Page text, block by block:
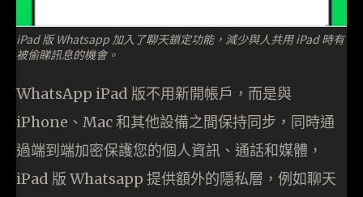
iPad 版 Whatsapp 加入了聊天鎖定功能，減少與人共用 iPad 時有
被偷睇訊息的機會。
WhatsApp iPad 版不用新開帳戶，而是與
iPhone、Mac 和其他設備之間保持同步，同時通
過端到端加密保護您的個人資訊、通話和媒體，
iPad 版 Whatsapp 提供額外的隱私層，例如聊天